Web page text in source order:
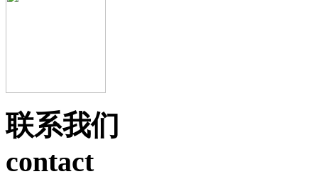
联系我们
contact